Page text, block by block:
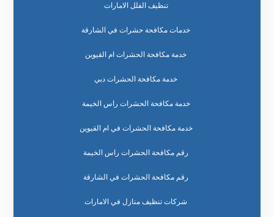
تنظيف الفلل الامارات
خدمات مكافحة حشرات في الشارقة
خدمة مكافحة الحشرات ام القيوين
خدمة مكافحة الحشرات دبي
خدمة مكافحة الحشرات راس الخيمة
خدمة مكافحة الحشرات في ام القيوين
رقم مكافحة الحشرات راس الخيمة
رقم مكافحة الحشرات في الشارقة
شركات تنظيف منازل في الامارات